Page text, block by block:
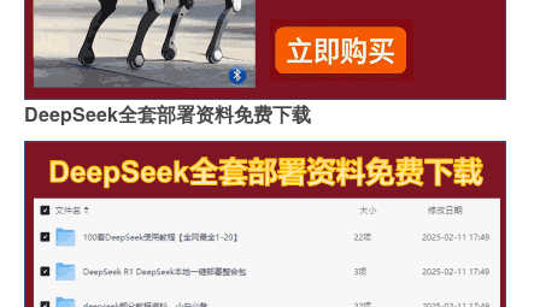
DeepSeek全套部署资料免费下载